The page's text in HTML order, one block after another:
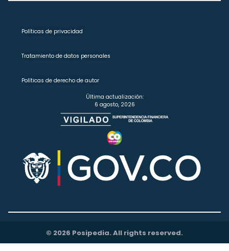
Políticas de privacidad
Tratamiento de datos personales
Políticas de derecho de autor
Última actualización:
6 agosto, 2026
© 2026 Posipedia. All rights reserved.